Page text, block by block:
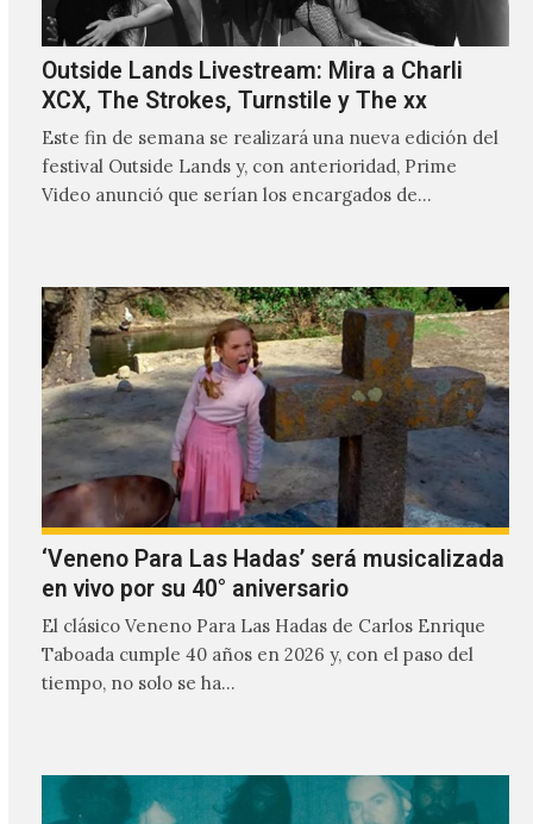
Outside Lands Livestream: Mira a Charli
XCX, The Strokes, Turnstile y The xx
Este fin de semana se realizará una nueva edición del
festival Outside Lands y, con anterioridad, Prime
Video anunció que serían los encargados de
‘Veneno Para Las Hadas’ será musicalizada
en vivo por su 40° aniversario
El clásico Veneno Para Las Hadas de Carlos Enrique
Taboada cumple 40 años en 2026 y, con el paso del
tiempo, no solo se ha…